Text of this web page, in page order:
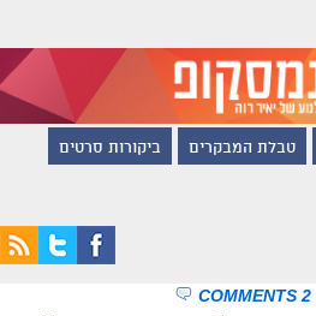
טבלת המבקרים ביקורות סרטים
2 COMMENTS